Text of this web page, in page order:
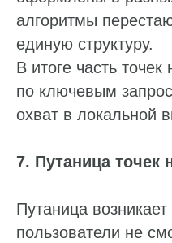
алгоритмы
единую структуру.
В итоге часть точек
по ключевым
охват в локальной
7. Путаница точек
Путаница
пользователи не